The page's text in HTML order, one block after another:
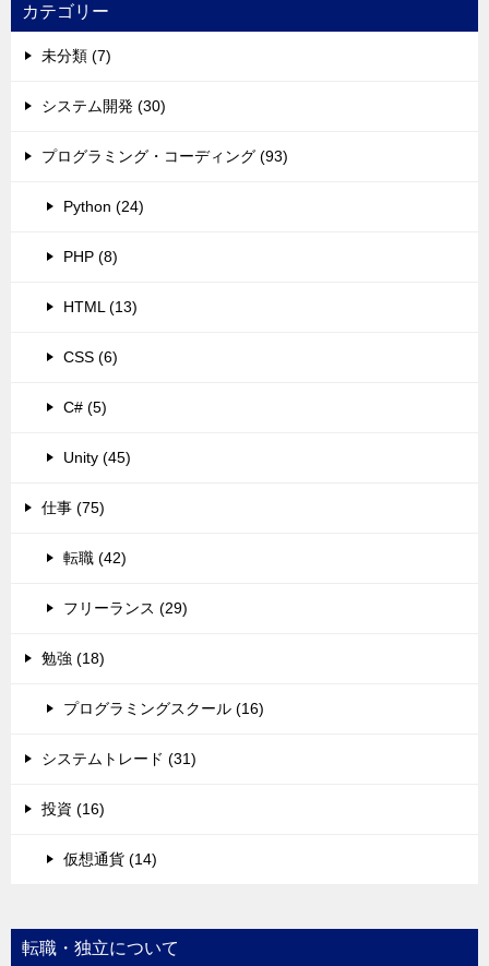
カテゴリー
未分類 (7)
システム開発 (30)
プログラミング・コーディング (93)
Python (24)
PHP (8)
HTML (13)
CSS (6)
C# (5)
Unity (45)
仕事 (75)
転職 (42)
フリーランス (29)
勉強 (18)
プログラミングスクール (16)
システムトレード (31)
投資 (16)
仮想通貨 (14)
転職・独立について